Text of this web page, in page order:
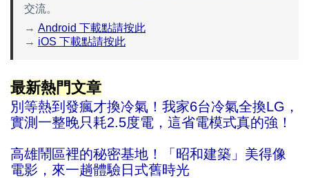
交流。
→ Android 下載點請按此
→ iOS 下載點請按此
最新熱門文章
別等熱到發瘋才換冷氣！我家6台冷氣全換LG，
實測一整晚只耗2.5度電，這省電模式真的強！
高雄鬧區裡的秘密基地！「昭和建築」美得像
電影，來一趟體驗日式舊時光